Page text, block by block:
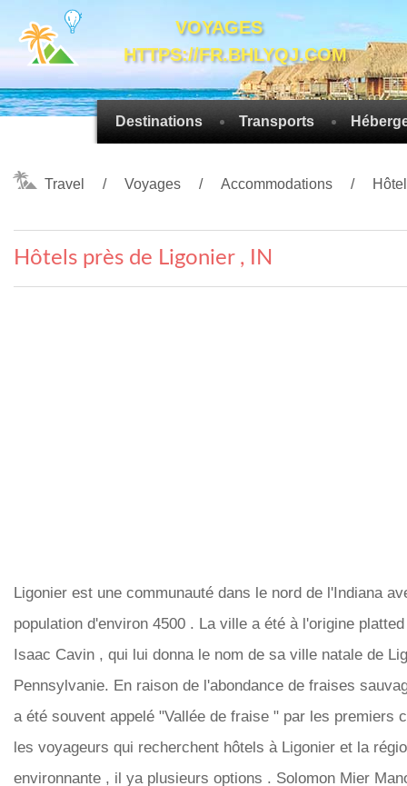
VOYAGES
HTTPS://FR.BHLYQJ.COM
Destinations Transports
Travel Voyages Accommodations
Hôtels près de Ligonier , IN
Ligonier est une communauté dans le nord de l'Indiana
population d'environ 4500 . La ville a été à l'origine
Isaac Cavin , qui lui donna le nom de sa ville natale de
Pennsylvanie. En raison de l'abondance de fraises
a été souvent appelé "Vallée de fraise " par les premiers
les voyageurs qui recherchent hôtels à Ligonier et la
environnante , il ya plusieurs options . Solomon Mier